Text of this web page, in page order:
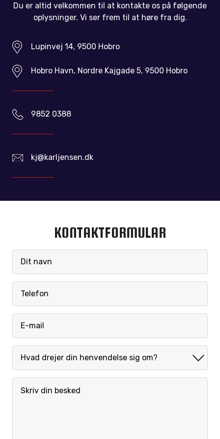
KONTAKTFORMULAR
Du er altid velkommen til at kontakte os på følgende
oplysninger. Vi ser frem til at høre fra dig.
Lupinvej 14, 9500 Hobro
Hobro Havn, Nordre Kajgade 5, 9500 Hobro
9852 0388
kj@karljensen.dk